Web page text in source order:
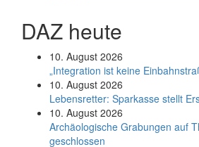
DAZ heute
10. August 2026
„Integration ist keine
10. August 2026
Le­bens­ret­ter: Spar­kas­se stellt
10. August 2026
Ar­chäo­lo­gi­sche Gra­bun­gen auf
ge­schlos­sen